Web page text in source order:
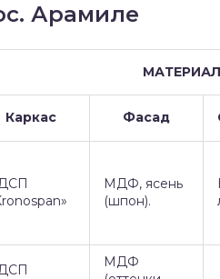
Арамиле
Каркас Фасад
МДФ, ясень
(шпон).
МДФ